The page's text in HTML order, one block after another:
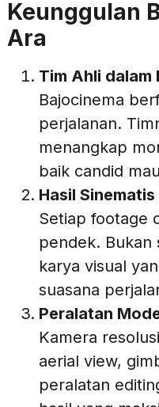
Keunggulan
Ara
Tim Ahli dalam
Bajocinema
perjalanan.
menangkap
baik candid
Hasil Sinematis
Setiap footage
pendek. Bukan
karya visual
suasana
Peralatan
Kamera
aerial view,
peralatan